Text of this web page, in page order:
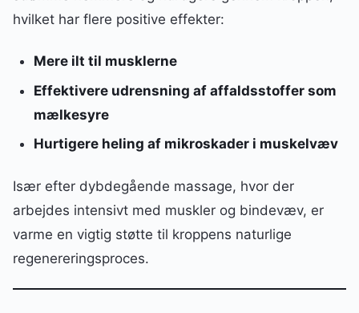
hvilket har flere positive effekter:
Mere ilt til musklerne
Effektivere udrensning af affaldsstoffer som
mælkesyre
Hurtigere heling af mikroskader i muskelvæv
Især efter dybdegående massage, hvor der
arbejdes intensivt med muskler og bindevæv, er
varme en vigtig støtte til kroppens naturlige
regenereringsproces.